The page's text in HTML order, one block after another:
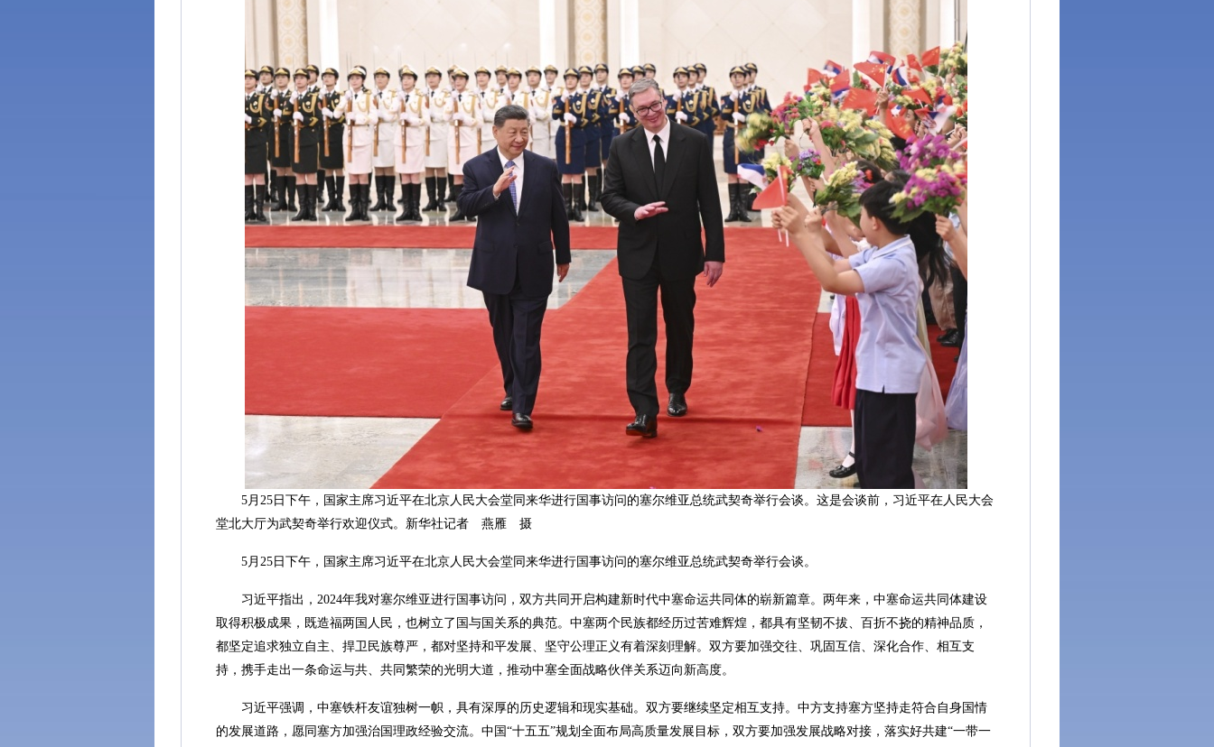
5月25日下午，国家主席习近平在北京人民大会堂同来华进行国事访问的塞尔维亚总统武契奇举行会谈。这是会谈前，习近平在人民大会
堂北大厅为武契奇举行欢迎仪式。新华社记者 燕雁 摄
5月25日下午，国家主席习近平在北京人民大会堂同来华进行国事访问的塞尔维亚总统武契奇举行会谈。
习近平指出，2024年我对塞尔维亚进行国事访问，双方共同开启构建新时代中塞命运共同体的崭新篇章。两年来，中塞命运共同体建设
取得积极成果，既造福两国人民，也树立了国与国关系的典范。中塞两个民族都经历过苦难辉煌，都具有坚韧不拔、百折不挠的精神品质，
都坚定追求独立自主、捍卫民族尊严，都对坚持和平发展、坚守公理正义有着深刻理解。双方要加强交往、巩固互信、深化合作、相互支
持，携手走出一条命运与共、共同繁荣的光明大道，推动中塞全面战略伙伴关系迈向新高度。
习近平强调，中塞铁杆友谊独树一帜，具有深厚的历史逻辑和现实基础。双方要继续坚定相互支持。中方支持塞方坚持走符合自身国情
的发展道路，愿同塞方加强治国理政经验交流。中国“十五五”规划全面布局高质量发展目标，双方要加强发展战略对接，落实好共建“一带一